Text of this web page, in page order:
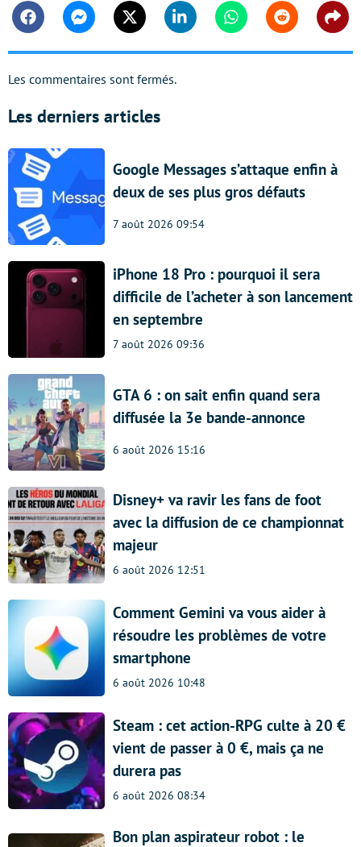
FacebookMessengerTwitter Linkedin WhatsappReddit
Les commentaires sont fermés.
Les derniers articles
Google Messages s’attaque enfin à
deux de ses plus gros défauts
7 août 2026 09:54
iPhone 18 Pro : pourquoi il sera
difficile de l’acheter à son lancement
en septembre
7 août 2026 09:36
GTA 6 : on sait enfin quand sera
diffusée la 3e bande-annonce
6 août 2026 15:16
Disney+ va ravir les fans de foot
avec la diffusion de ce championnat
majeur
6 août 2026 12:51
Comment Gemini va vous aider à
résoudre les problèmes de votre
smartphone
6 août 2026 10:48
Steam : cet action-RPG culte à 20 €
vient de passer à 0 €, mais ça ne
durera pas
6 août 2026 08:34
Bon plan aspirateur robot : le